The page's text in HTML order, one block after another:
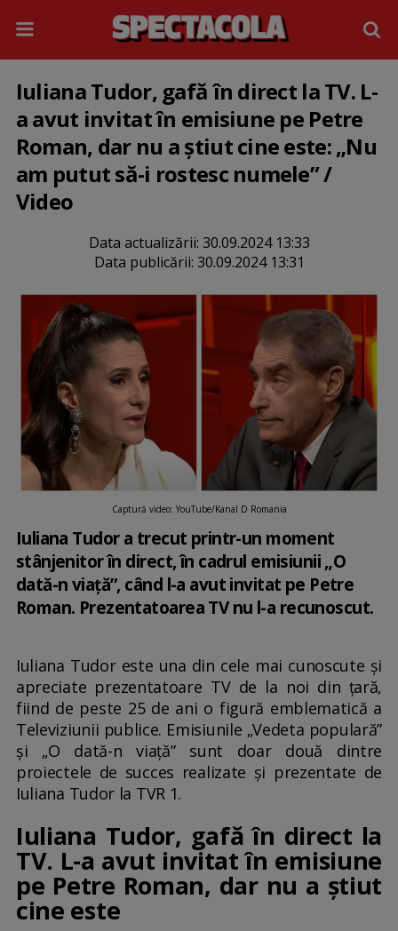
Iuliana Tudor, gafă în direct la TV. L-
a avut invitat în emisiune pe Petre
Roman, dar nu a știut cine este: „Nu
am putut să-i rostesc numele” /
Video
Data actualizării: 30.09.2024 13:33
Data publicării: 30.09.2024 13:31
Captură video: YouTube/Kanal D Romania
Iuliana Tudor a trecut printr-un moment
stânjenitor în direct, în cadrul emisiunii „O
dată-n viață”, când l-a avut invitat pe Petre
Roman. Prezentatoarea TV nu l-a recunoscut.
Iuliana Tudor este una din cele mai cunoscute și
apreciate prezentatoare TV de la noi din țară,
fiind de peste 25 de ani o figură emblematică a
Televiziunii publice. Emisiunile „Vedeta populară”
și „O dată-n viață” sunt doar două dintre
proiectele de succes realizate și prezentate de
Iuliana Tudor la TVR 1.
Iuliana Tudor, gafă în direct la
TV. L-a avut invitat în emisiune
pe Petre Roman, dar nu a știut
cine este